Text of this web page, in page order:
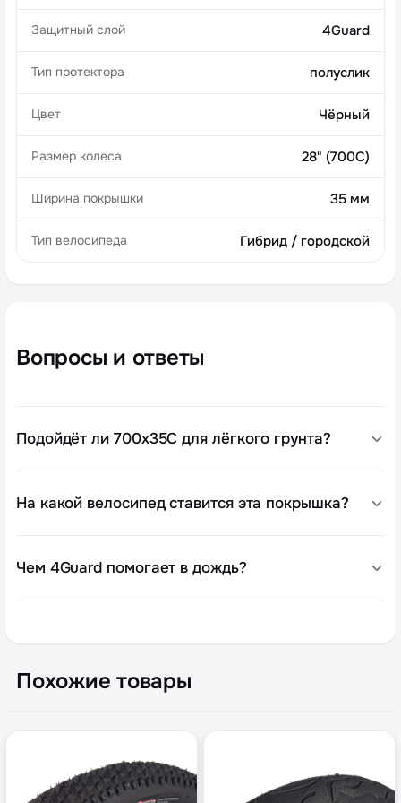
Защитный слой 4Guard
Тип протектора полуслик
Цвет Чёрный
Размер колеса 28" (700C)
Ширина покрышки 35 мм
Тип велосипеда Гибрид / городской
Вопросы и ответы
Подойдёт ли 700x35C для лёгкого грунта?
На какой велосипед ставится эта покрышка?
Чем 4Guard помогает в дождь?
Похожие товары